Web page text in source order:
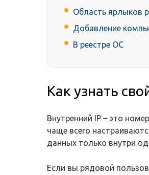
Область ярлыков
Добавление
В реестре ОС
Как узнать
Внутренний IP – это
чаще всего
данных только внутри
Если вы рядовой